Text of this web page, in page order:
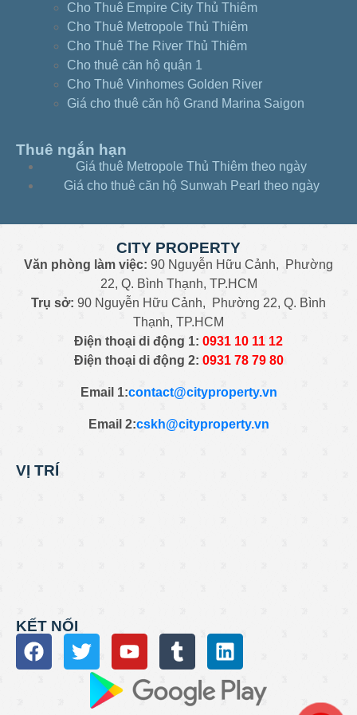
Cho Thuê Empire City Thủ Thiêm
Cho Thuê Metropole Thủ Thiêm
Cho Thuê The River Thủ Thiêm
Cho thuê căn hộ quận 1
Cho Thuê Vinhomes Golden River
Giá cho thuê căn hộ Grand Marina Saigon
Thuê ngắn hạn
Giá thuê Metropole Thủ Thiêm theo ngày
Giá cho thuê căn hộ Sunwah Pearl theo ngày
CITY PROPERTY
Văn phòng làm việc: 90 Nguyễn Hữu Cảnh, Phường
22, Q. Bình Thạnh, TP.HCM
Trụ sở: 90 Nguyễn Hữu Cảnh, Phường 22, Q. Bình
Thạnh, TP.HCM
Điện thoại di động 1: 0931 10 11 12
Điện thoại di động 2: 0931 78 79 80
Email 1:contact@cityproperty.vn
Email 2:cskh@cityproperty.vn
VỊ TRÍ
KẾT NỐI